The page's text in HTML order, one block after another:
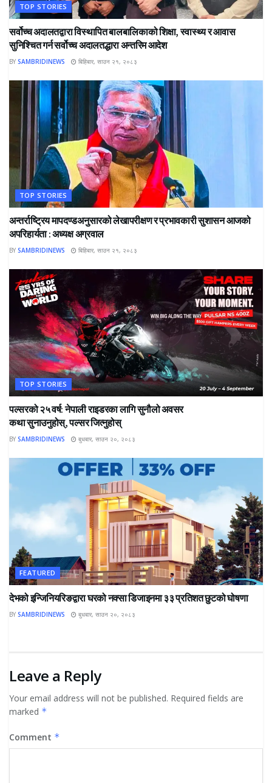
TOP STORIES
सर्वोच्च अदालतद्वारा विस्थापित बालबालिकाको शिक्षा, स्वास्थ्य र आवास
सुनिश्चित गर्न सर्वोच्च अदालतद्धारा अन्तरिम आदेश
BY SAMBRIDINEWS बिहिबार, साउन २१, २०८३
TOP STORIES
अन्तर्राष्ट्रिय मापदण्डअनुसारको लेखापरीक्षण र प्रभावकारी सुशासन आजको
अपरिहार्यता : अध्यक्ष अग्रवाल
BY SAMBRIDINEWS बिहिबार, साउन २१, २०८३
TOP STORIES
पल्सरको २५ वर्ष: नेपाली राइडरका लागि सुनौलो अवसर
कथा सुनाउनुहोस्, पल्सर जित्नुहोस्
BY SAMBRIDINEWS बुधबार, साउन २०, २०८३
FEATURED
देभको इन्जिनियरिङद्वारा घरको नक्सा डिजाइनमा ३३ प्रतिशत छुटको घोषणा
BY SAMBRIDINEWS बुधबार, साउन २०, २०८३
Leave a Reply
Your email address will not be published. Required fields are
marked *
Comment *